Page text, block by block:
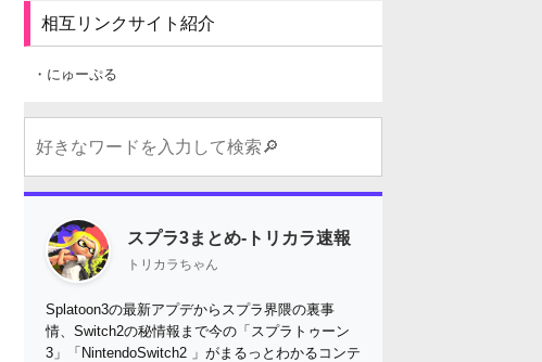
相互リンクサイト紹介
・にゅーぷる
スプラ3まとめ-トリカラ速報
トリカラちゃん
Splatoon3の最新アプデからスプラ界隈の裏事
情、Switch2の秘情報まで今の「スプラトゥーン
3」「NintendoSwitch2 」がまるっとわかるコンテ